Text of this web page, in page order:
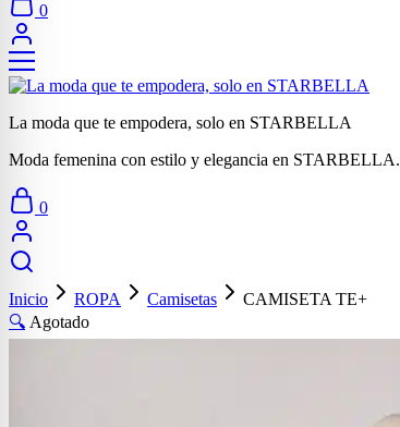
0
La moda que te empodera, solo en STARBELLA
Moda femenina con estilo y elegancia en STARBELLA.
0
Inicio ROPA Camisetas
CAMISETA TE+
🔍 Agotado